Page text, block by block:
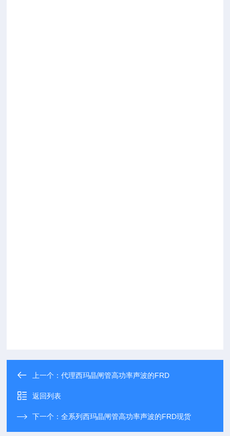
上一个：代理西玛晶闸管高功率声波的FRD
返回列表
下一个：全系列西玛晶闸管高功率声波的FRD现货